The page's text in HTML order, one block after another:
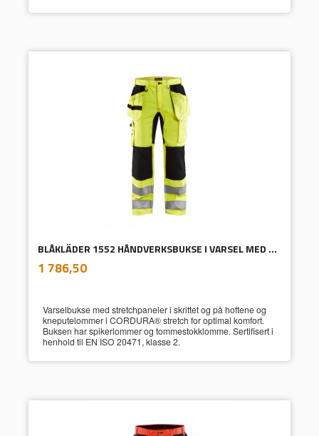
BLÅKLÄDER 1552 HÅNDVERKSBUKSE I VARSEL MED STRETCH GUL/SVART
Pris
1 786,50mva.
Varselbukse med stretchpaneler i skrittet og på hoftene og
kneputelommer i CORDURA® stretch for optimal komfort.
Buksen har spikerlommer og tommestokklomme. Sertifisert i
henhold til EN ISO 20471, klasse 2.